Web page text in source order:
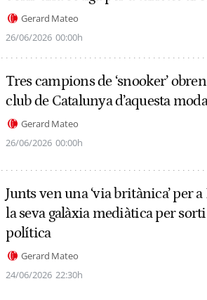
Gerard Mateo
26/06/2026 00:00h
Tres campions de ‘snooker’
club de Catalunya d’aquesta
Gerard Mateo
26/06/2026 00:00h
Junts ven una ‘via britànica’ per
la seva galàxia mediàtica per
política
Gerard Mateo
24/06/2026 22:30h